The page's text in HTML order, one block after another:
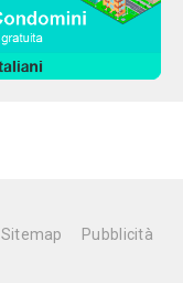
Sitemap Pubblicità